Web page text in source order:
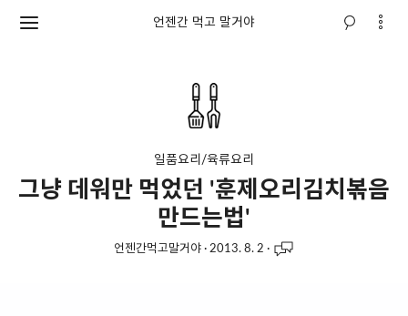
언젠간 먹고 말거야
일품요리/육류요리
그냥 데워만 먹었던 '훈제오리김치볶음
만드는법'
언젠간먹고말거야· 2013. 8. 2 ·